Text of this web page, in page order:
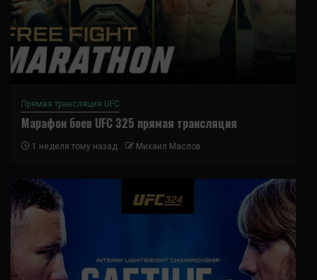
Прямая трансляция UFC
Марафон боев UFC 325 прямая трансляция
1 неделя тому назад Михаил Маслов